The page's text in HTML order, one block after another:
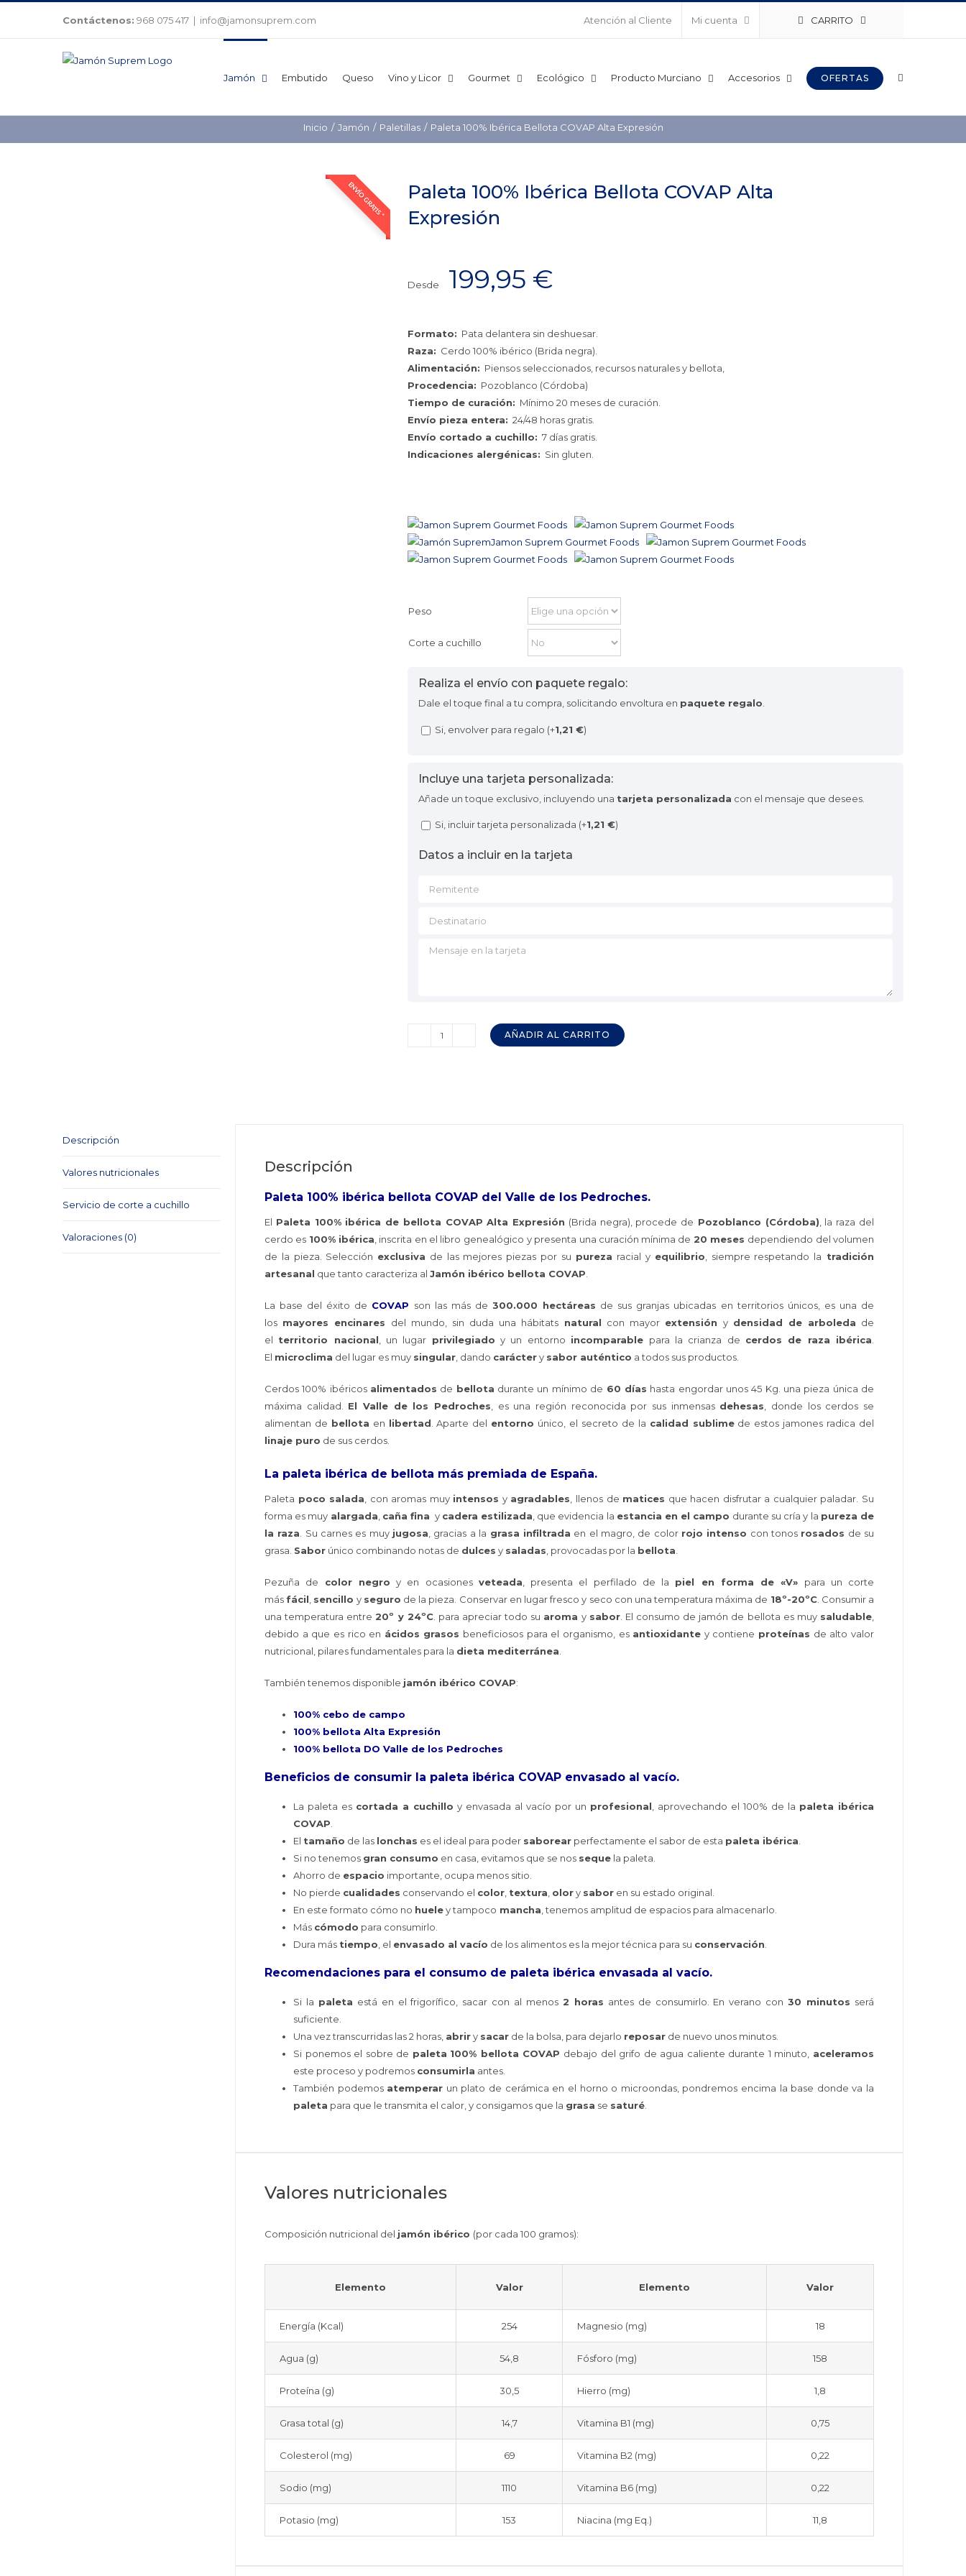
Contáctenos: 968 075 417 | info@jamonsuprem.com Atención al Cliente Mi cuenta CARRITO
Jamón Embutido Queso Vino y Licor Gourmet Ecológico Producto Murciano Accesorios OFERTAS
Inicio Jamón Paletillas Paleta 100% Ibérica Bellota COVAP Alta Expresión
ENVÍO GRATIS *
Paleta 100% Ibérica Bellota COVAP Alta
Expresión
Desde 199,95 €
Formato: Pata delantera sin deshuesar.
Raza: Cerdo 100% ibérico (Brida negra).
Alimentación: Piensos seleccionados, recursos naturales y bellota,
Procedencia: Pozoblanco (Córdoba)
Tiempo de curación: Mínimo 20 meses de curación.
Envío pieza entera: 24/48 horas gratis.
Envío cortado a cuchillo: 7 días gratis.
Indicaciones alergénicas: Sin gluten.
Peso
Corte a cuchillo
Realiza el envío con paquete regalo:
Dale el toque final a tu compra, solicitando envoltura en paquete regalo
Si, envolver para regalo (+1,21 €)
Incluye una tarjeta personalizada:
Añade un toque exclusivo, incluyendo una tarjeta personalizada con el mensaje que desees.
Si, incluir tarjeta personalizada (+1,21 €)
Datos a incluir en la tarjeta
AÑADIR AL CARRITO
Descripción
Valores nutricionales
Servicio de corte a cuchillo
Valoraciones (0)
Descripción
Paleta 100% ibérica bellota COVAP del Valle de los Pedroches.
El Paleta 100% ibérica de bellota COVAP Alta Expresión (Brida negra), procede de Pozoblanco (Córdoba) , la raza del
cerdo es 100% ibérica , inscrita en el libro genealógico y presenta una curación mínima de 20 meses dependiendo del volumen
de la pieza. Selección exclusiva de las mejores piezas por su pureza racial y equilibrio , siempre respetando la tradición
artesanal que tanto caracteriza al Jamón ibérico bellota COVAP
La base del éxito de COVAP son las más de 300.000 hectáreas de sus granjas ubicadas en territorios únicos, es una de
los mayores encinares del mundo, sin duda una hábitats natural con mayor extensión y densidad de arboleda de
el territorio nacional , un lugar privilegiado y un entorno incomparable para la crianza de cerdos de raza ibérica
El microclima del lugar es muy singular , dando caráctery sabor auténtico a todos sus productos.
Cerdos 100% ibéricos alimentados de bellota durante un mínimo de 60 días hasta engordar unos 45 Kg. una pieza única de
máxima calidad. El Valle de los Pedroches , es una región reconocida por sus inmensas dehesas , donde los cerdos se
alimentan de bellota en libertad . Aparte del entorno único, el secreto de la calidad sublimede estos jamones radica del
linaje puro de sus cerdos.
La paleta ibérica de bellota más premiada de España.
Paleta poco salada, con aromas muy intensos y agradables, llenos de matices que hacen disfrutar a cualquier paladar. Su
forma es muy alargada, caña fina y cadera estilizada, que evidencia la estancia en el campo durante su cría y la pureza de
la raza. Su carnes es muy jugosa, gracias a la grasa infiltrada en el magro, de color rojo intenso con tonos rosados de su
grasa. Sabor único combinando notas de dulces y saladas, provocadas por la bellota.
Pezuña de color negro y en ocasiones veteada, presenta el perfilado de la piel en forma de «V» para un corte
más fácil, sencillo y seguro de la pieza. Conservar en lugar fresco y seco con una temperatura máxima de 18º-20ºC. Consumir a
una temperatura entre20º y 24ºC. para apreciar todo su aroma y sabor. El consumo de jamón de bellota es muy saludable,
debido a que es rico en ácidos grasos beneficiosos para el organismo, es antioxidante y contiene proteínas de alto valor
nutricional, pilares fundamentales para la dieta mediterránea.
También tenemos disponible jamón ibérico COVAP:
100% cebo de campo
100% bellota Alta Expresión
100% bellota DO Valle de los Pedroches
Beneficios de consumir la paleta ibérica COVAP envasado al vacío.
La paleta es cortada a cuchillo y envasada al vacío por un profesional, aprovechando el 100% de la paleta ibérica
COVAP.
El tamaño de las lonchas es el ideal para poder saborear perfectamente el sabor de esta paleta ibérica.
Si no tenemos gran consumo en casa, evitamos que se nos seque la paleta.
Ahorro de espacio importante, ocupa menos sitio.
No pierde cualidades conservando el color, textura, olory sabor en su estado original.
En este formato cómo no hueley tampoco mancha, tenemos amplitud de espacios para almacenarlo.
Más cómodo para consumirlo.
Dura más tiempo, el envasado al vacío de los alimentos es la mejor técnica para su conservación.
Recomendaciones para el consumo de paleta ibérica envasada al vacío.
Si la paleta está en el frigorífico, sacar con al menos 2 horas antes de consumirlo. En verano con30 minutos será
suficiente.
Una vez transcurridas las 2 horas, abriry sacar de la bolsa, para dejarlo reposar de nuevo unos minutos.
Si ponemos el sobre de paleta 100% bellota COVAP debajo del grifo de agua caliente durante 1 minuto, aceleramos
este proceso y podremos consumirla antes.
También podemos atemperar un plato de cerámica en el horno o microondas, pondremos encima la base donde va la
paleta para que le transmita el calor, y consigamos que la grasa se saturé.
Valores nutricionales
Composición nutricional del jamón ibérico (por cada 100 gramos):
Elemento Valor Elemento Valor
Energía (Kcal) 254 Magnesio (mg) 18
Agua (g) 54,8 Fósforo (mg) 158
Proteína (g) 30,5 Hierro (mg) 1,8
Grasa total (g) 14,7 Vitamina B1 (mg) 0,75
Colesterol (mg) 69 Vitamina B2 (mg) 0,22
Sodio (mg) 1110 Vitamina B6 (mg) 0,22
Potasio (mg) 153 Niacina (mg Eq.) 11,8